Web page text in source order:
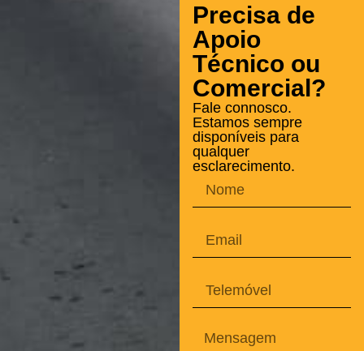
Precisa de
Apoio
Técnico ou
Comercial?
Fale connosco.
Estamos sempre
disponíveis para
qualquer
esclarecimento.